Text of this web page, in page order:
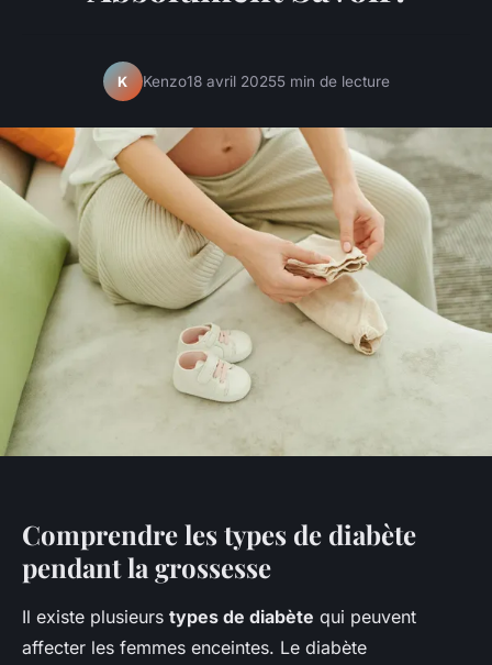
K Kenzo18 avril 20255 min de lecture
Comprendre les types de diabète
pendant la grossesse
Il existe plusieurs types de diabète qui peuvent
affecter les femmes enceintes. Le diabète